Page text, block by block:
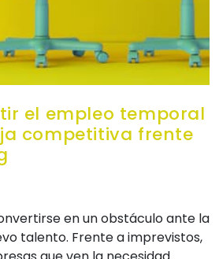
el empleo temporal
competitiva frente
en un obstáculo ante la
talento. Frente a imprevistos,